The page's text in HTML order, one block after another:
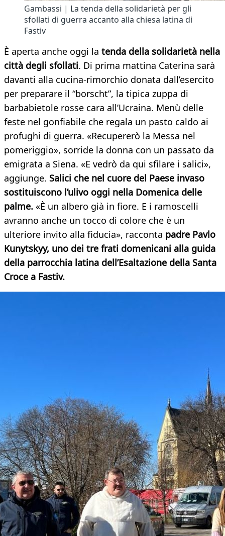
Gambassi | La tenda della solidarietà per gli
sfollati di guerra accanto alla chiesa latina di
Fastiv
È aperta anche oggi la tenda della solidarietà nella
città degli sfollati. Di prima mattina Caterina sarà
davanti alla cucina-rimorchio donata dall’esercito
per preparare il “borscht”, la tipica zuppa di
barbabietole rosse cara all’Ucraina. Menù delle
feste nel gonfiabile che regala un pasto caldo ai
profughi di guerra. «Recupererò la Messa nel
pomeriggio», sorride la donna con un passato da
emigrata a Siena. «E vedrò da qui sfilare i salici»,
aggiunge. Salici che nel cuore del Paese invaso
sostituiscono l’ulivo oggi nella Domenica delle
palme. «È un albero già in fiore. E i ramoscelli
avranno anche un tocco di colore che è un
ulteriore invito alla fiducia», racconta padre Pavlo
Kunytskyy, uno dei tre frati domenicani alla guida
della parrocchia latina dell’Esaltazione della Santa
Croce a Fastiv.